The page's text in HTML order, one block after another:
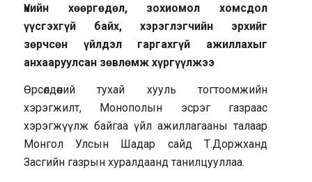
Үнийн хөөргөдөл, зохиомол хомсдол
үүсгэхгүй байх, хэрэглэгчийн эрхийг
зөрчсөн үйлдэл гаргахгүй ажиллахыг
анхааруулсан зөвлөмж хүргүүлжээ
Өрсөлдөөний тухай хууль тогтоомжийн
хэрэгжилт, Монополын эсрэг газраас
хэрэгжүүлж байгаа үйл ажиллагааны талаар
Монгол Улсын Шадар сайд Т.Доржханд
Засгийн газрын хуралдаанд танилцууллаа.